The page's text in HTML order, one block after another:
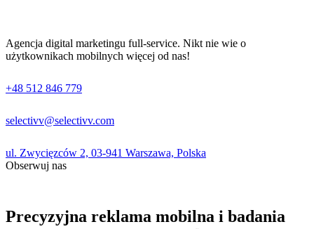
Agencja digital marketingu full-service. Nikt nie wie o
użytkownikach mobilnych więcej od nas!
+48 512 846 779
selectivv@selectivv.com
ul. Zwycięzców 2, 03-941 Warszawa, Polska
Obserwuj nas
Precyzyjna reklama mobilna i badania